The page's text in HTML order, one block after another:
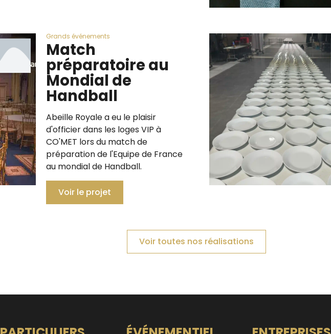
Grands événements
Match
préparatoire au
Mondial de
Handball
Abeille Royale a eu le plaisir
d'officier dans les loges VIP à
CO'MET lors du match de
préparation de l'Equipe de France
au mondial de Handball.
Voir le projet
Voir toutes nos réalisations